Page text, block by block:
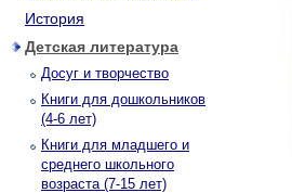
История
Детская литература
Досуг и творчество
Книги для дошкольников
(4-6 лет)
Книги для младшего и
среднего школьного
возраста (7-15 лет)